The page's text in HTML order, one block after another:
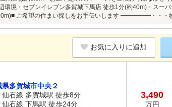
環境・セブンイレブン多賀城下馬店 徒歩1分(約40m)・スー
ご希望の住まい探しをお手伝いします ━━━━━・・・物
お気に入りに追加
県多賀城市中央２
仙石線 多賀城駅 徒歩8分
仙石線 下馬駅 徒歩24分
3,490
万円